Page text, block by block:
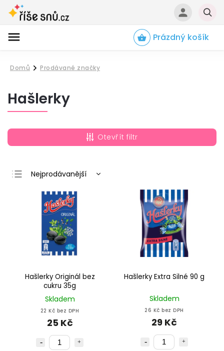
Prázdný košík
Domů
/
Prodávané značky
Hašlerky
Otevřít filtr
Nejprodávanější
Nejlevnější
Nejdražší
Abecedně
Hašlerky Originál bez
cukru 35g
Skladem
22 Kč bez DPH
25 Kč
Hašlerky Extra Silné 90 g
Skladem
26 Kč bez DPH
29 Kč